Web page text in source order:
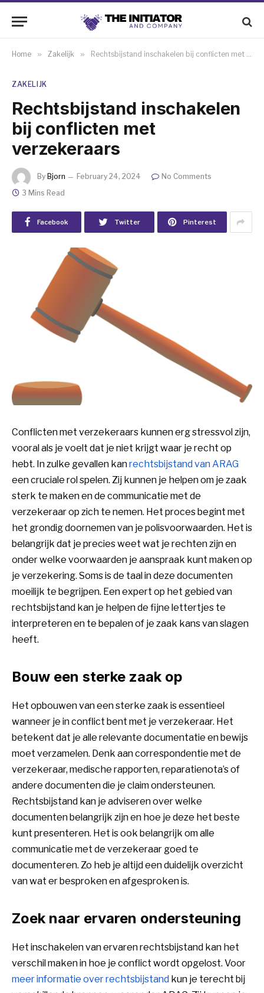
Home » Zakelijk » Rechtsbijstand inschakelen bij conflicten met verzekeraars
ZAKELIJK
Rechtsbijstand inschakelen
bij conflicten met
verzekeraars
By Bjorn February 24, 2024
No Comments
3 Mins Read
Facebook Twitter Pinterest
Conflicten met verzekeraars kunnen erg stressvol zijn,
vooral als je voelt dat je niet krijgt waar je recht op
hebt. In zulke gevallen kanrechtsbijstand van ARAG
een cruciale rol spelen. Zij kunnen je helpen om je zaak
sterk te maken en de communicatie met de
verzekeraar op zich te nemen. Het proces begint met
het grondig doornemen van je polisvoorwaarden. Het is
belangrijk dat je precies weet wat je rechten zijn en
onder welke voorwaarden je aanspraak kunt maken op
je verzekering. Soms is de taal in deze documenten
moeilijk te begrijpen. Een expert op het gebied van
rechtsbijstand kan je helpen de fijne lettertjes te
interpreteren en te bepalen of je zaak kans van slagen
heeft.
Bouw een sterke zaak op
Het opbouwen van een sterke zaak is essentieel
wanneer je in conflict bent met je verzekeraar. Het
betekent dat je alle relevante documentatie en bewijs
moet verzamelen. Denk aan correspondentie met de
verzekeraar, medische rapporten, reparatienota’s of
andere documenten die je claim ondersteunen.
Rechtsbijstand kan je adviseren over welke
documenten belangrijk zijn en hoe je deze het beste
kunt presenteren. Het is ook belangrijk om alle
communicatie met de verzekeraar goed te
documenteren. Zo heb je altijd een duidelijk overzicht
van wat er besproken en afgesproken is.
Zoek naar ervaren ondersteuning
Het inschakelen van ervaren rechtsbijstand kan het
verschil maken in hoe je conflict wordt opgelost. Voor
meer informatie over rechtsbijstand kun je terecht bij